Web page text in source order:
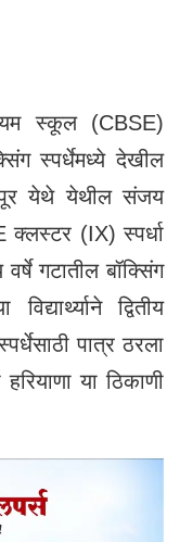
स्कूल (CBSE)
स्पर्धेमध्ये देखील
येथे येथील संजय
(IX) स्पर्धा
गटातील बॉक्सिंग
द्वितीय
पात्र ठरला
या ठिकाणी